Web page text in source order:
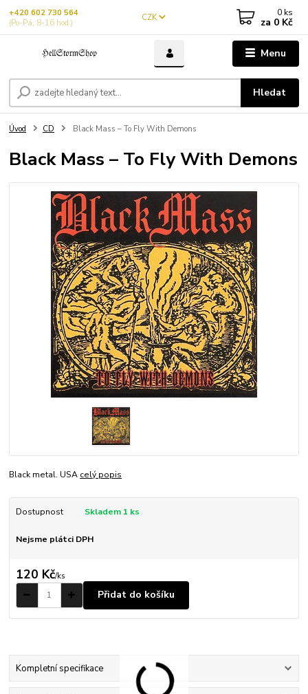
Menu
CZK
Hledat
+420 602 730 564
(Po-Pá, 8-16 hod.)
0 ks
za 0 Kč
Úvod CD Black Mass – To Fly With Demons
Black Mass – To Fly With Demons
Black metal. USA celý popis
Dostupnost Skladem 1 ks
Nejsme plátci DPH
120 Kč/ks
Přidat do košíku
Kompletní specifikace